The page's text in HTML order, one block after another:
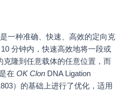
一种准确、快速、高效的定向克
分钟内，快速高效地将一段或
克隆到任意载体的任意位置，而
在 OK Clon DNA Ligation
）的基础上进行了优化，适用